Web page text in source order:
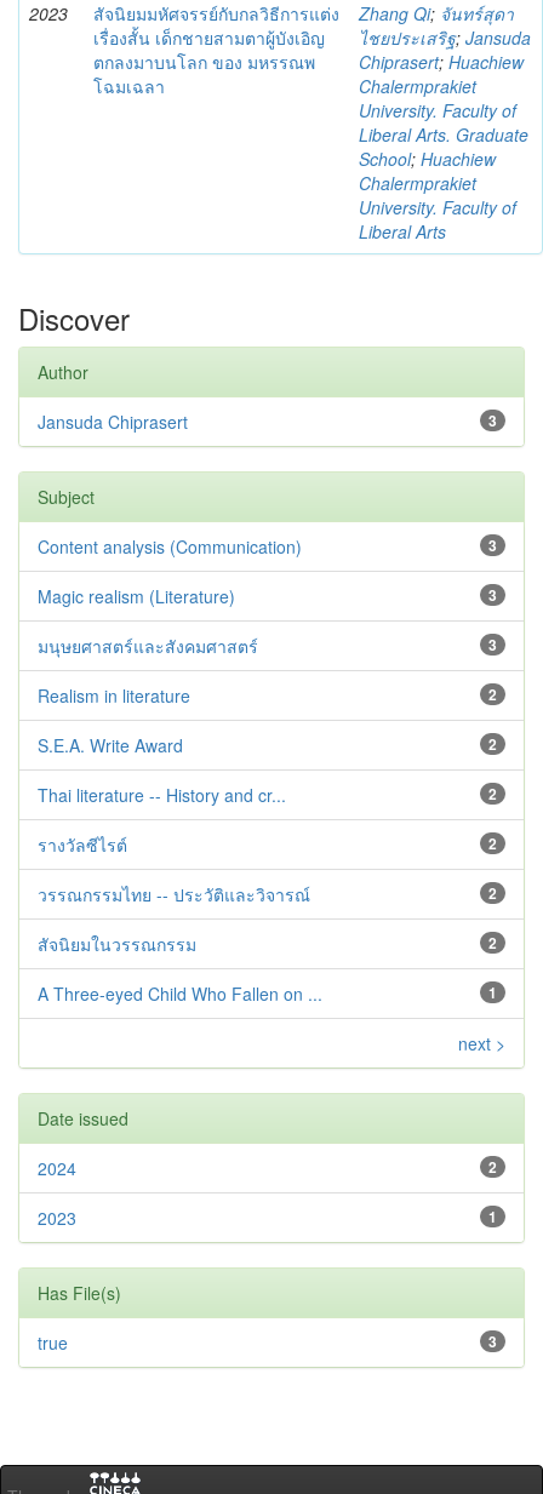
2023
สัจนิยมมหัศจรรย์กับกลวิธีการแต่ง
เรื่องสั้น เด็กชายสามตาผู้บังเอิญ
ตกลงมาบนโลก ของ มหรรณพ
โฉมเฉลา
Zhang Qi; จันทร์สุดา
ไชยประเสริฐ; Jansuda
Chiprasert; Huachiew
Chalermprakiet
University. Faculty of
Liberal Arts. Graduate
School; Huachiew
Chalermprakiet
University. Faculty of
Liberal Arts
Discover
Author
3
Jansuda Chiprasert
Subject
3
Content analysis (Communication)
3
Magic realism (Literature)
3
มนุษยศาสตร์และสังคมศาสตร์
2
Realism in literature
2
S.E.A. Write Award
2
Thai literature -- History and cr...
2
รางวัลซีไรต์
2
วรรณกรรมไทย -- ประวัติและวิจารณ์
2
สัจนิยมในวรรณกรรม
1
A Three-eyed Child Who Fallen on ...
next >
Date issued
2
2024
1
2023
Has File(s)
3
true